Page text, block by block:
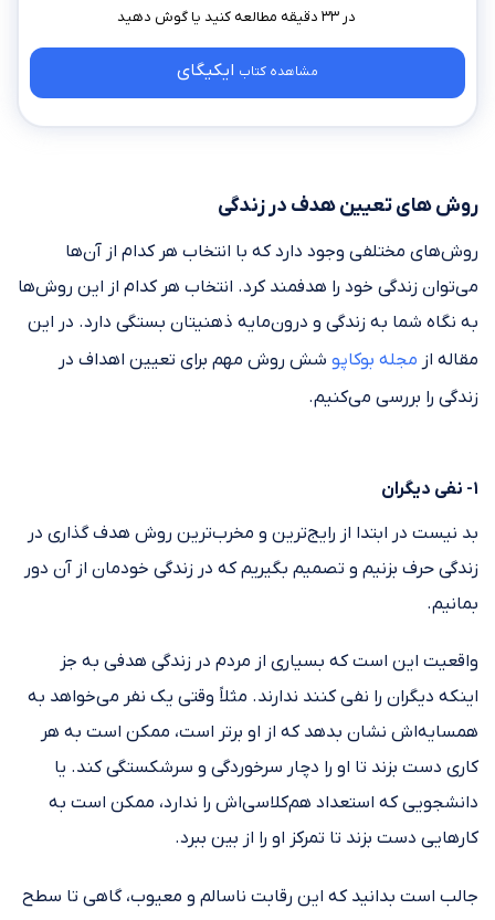
در ۳۳ دقیقه مطالعه کنید
مشاهده کتاب ایکیگای
روش‌ های تعیین هدف در زندگی
روش‌های مختلفی وجود دارد که با انتخاب هر کدام از آن‌ها
می‌توان زندگی خود را هدفمند کرد. انتخاب هر کدام از این روش‌ها
به نگاه شما به زندگی و درون‌مایه ذهنیتان بستگی دارد. در این
مقاله از مجله بوکاپو شش روش مهم برای تعیین اهداف در
زندگی را بررسی می‌کنیم.
۱- نفی دیگران
بد نیست در ابتدا از رایج‎‌ترین و مخرب‌‎ترین روش هدف‎ گذاری در
زندگی حرف بزنیم و تصمیم بگیریم که در زندگی خودمان از آن دور
بمانیم.
واقعیت این است که بسیاری از مردم در زندگی هدفی به جز
اینکه دیگران را نفی کنند ندارند. مثلاً وقتی یک نفر می‎‌خواهد به
همسایه‎‌اش نشان بدهد که از او برتر است، ممکن است به هر
کاری دست بزند‏ تا او را دچار سرخوردگی و سرشکستگی کند. یا
دانشجویی که استعداد هم‌کلاسی‌اش را ندارد، ممکن است به
کارهایی دست بزند تا تمرکز او را از بین ببرد.
جالب است بدانید که این رقابت ناسالم و معیوب، گاهی تا سطح